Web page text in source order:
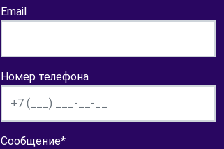
Email
Номер телефона
Сообщение*